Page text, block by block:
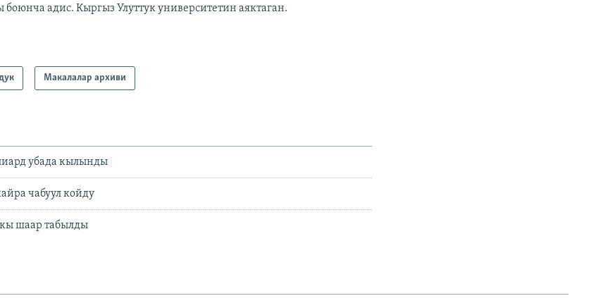
боюнча адис. Кыргыз Улуттук университетин аяктаган.
Макалалар архиви
убада кылынды
чабуул койду
шаар табылды